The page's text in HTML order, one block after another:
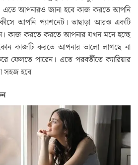
আপনারও জানা হবে কাজ করতে আপনি
আপনি প্যাশনেট। তাছাড়া আরও একটি
কাজ করতে করতে আপনার যখন মনে হচ্ছে
কাজটি করতে আপনার ভালো লাগছে না
ফেলতে পারেন। এতে পরবর্তীতে ক্যারিয়ার
সহজ হবে।